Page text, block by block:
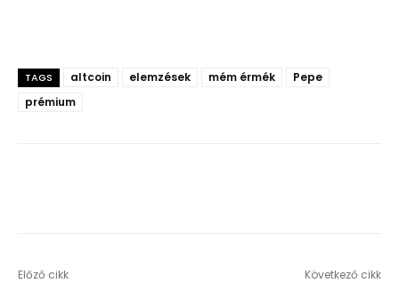
TAGS altcoin elemzések mém érmék
Pepe
prémium
Előző cikk Következő cikk